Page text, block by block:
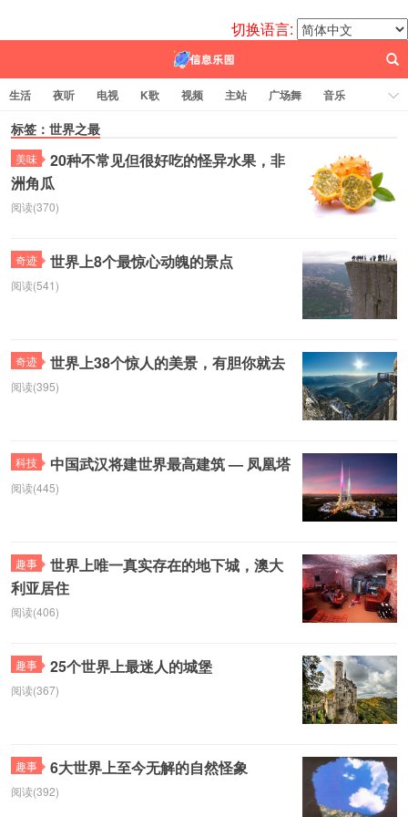
切换语言:
生活 夜听 电视 K歌 视频 主站 广场舞
音乐
歌曲
电台 图片
标签：世界之最
美味
20种不常见但很好吃的怪异水果，非
洲角瓜
阅读(370)
奇迹 世界上8个最惊心动魄的景点
阅读(541)
奇迹 世界上38个惊人的美景，有胆你就去
阅读(395)
科技 中国武汉将建世界最高建筑 — 凤凰塔
阅读(445)
趣事
世界上唯一真实存在的地下城，澳大
利亚居住
阅读(406)
趣事 25个世界上最迷人的城堡
阅读(367)
趣事 6大世界上至今无解的自然怪象
阅读(392)